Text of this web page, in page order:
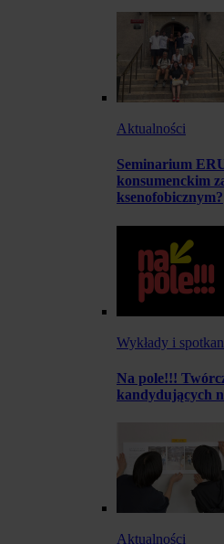
Aktualności
Seminarium
konsumenckim
ksenofobicznym?
Wykłady i
Na pole!!!
kandydujących
Aktualności